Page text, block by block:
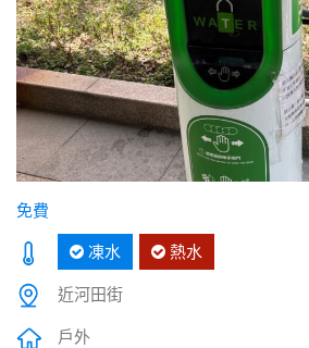
免費
凍水
熱水
近河田街
戶外